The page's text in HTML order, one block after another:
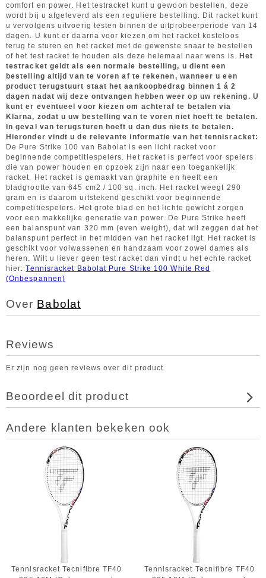
comfort en power. Het testracket kunt u gewoon bestellen, deze
wordt bij u afgeleverd als een reguliere bestelling. Dit racket kunt
u vervolgens uitvoerig testen binnen de uitprobeerperiode van 14
dagen. U kunt er daarna voor kiezen om het racket kosteloos
terug te sturen en het racket met de gewenste snaar te bestellen
of het test racket te houden als deze helemaal naar wens is. Het
testracket geldt als een normale bestelling, u dient een
bestelling altijd van te voren af te rekenen, wanneer u een
product terugstuurt staat het aankoopbedrag binnen 1 á 2
dagen nadat wij deze ontvangen hebben weer op uw rekening. U
kunt er eventueel voor kiezen om achteraf te betalen via
Klarna, zodat u uw bestelling van te voren niet hoeft te betalen.
In geval van terugsturen hoeft u dan dus niets te betalen.
Hieronder vindt u de relevante informatie van het tennisracket:
De Pure Strike 100 van Babolat is een licht racket voor
beginnende competitiespelers. Het racket is perfect voor spelers
die van power houden en opzoek zijn naar een toegankelijk
racket. Het racket is gemaakt van graphite en heeft een
bladgrootte van 645 cm2 / 100 sq. inch. Het racket weegt 290
gram en is daarom uitstekend geschikt voor beginnende
competitiespelers. Het grote blad en het lichte gewicht zorgen
voor een makkelijke generatie van power. De Pure Strike heeft
een balanspunt van 320 mm (even weight), dat wil zeggen dat het
balanspunt perfect in het midden van het racket ligt. Het racket is
geschikt voor volwassenen en handzaam voor zowel dames als
heren. Wilt u liever geen test racket dan vindt u het echte racket
hier:Tennisracket Babolat Pure Strike 100 White Red
(Onbespannen)
Over Babolat
Reviews
Er zijn nog geen reviews over dit product
Beoordeel dit product
Andere klanten bekeken ook
Tennisracket Tecnifibre TF40
Tennisracket Tecnifibre TF40